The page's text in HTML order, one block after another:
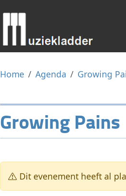
Home Agenda Growing
Growing Pains
Dit evenement heeft al